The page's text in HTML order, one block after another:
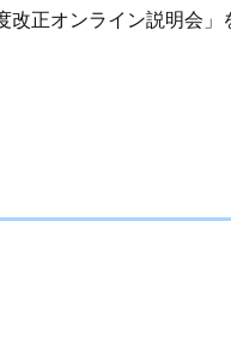
正オンライン説明会」